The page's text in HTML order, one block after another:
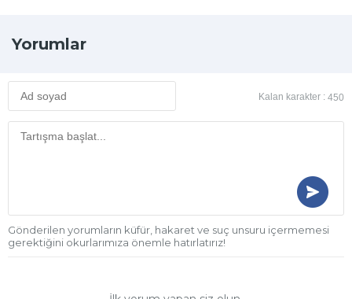
Yorumlar
Kalan karakter : 450
Gönderilen yorumların küfür, hakaret ve suç unsuru içermemesi
gerektiğini okurlarımıza önemle hatırlatırız!